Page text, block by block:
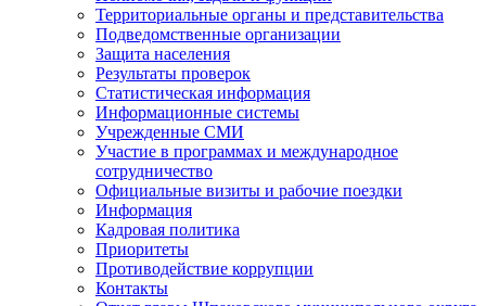
Территориальные органы и представительства
Подведомственные организации
Защита населения
Результаты проверок
Статистическая информация
Информационные системы
Учрежденные СМИ
Участие в программах и международное
сотрудничество
Официальные визиты и рабочие поездки
Информация
Кадровая политика
Приоритеты
Противодействие коррупции
Контакты